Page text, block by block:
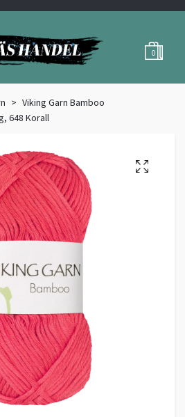
0
Viking Garn Bamboo
648 Korall